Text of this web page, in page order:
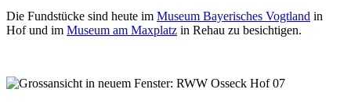
Die Fundstücke sind heute im Museum Bayerisches Vogtland in
Hof und im Museum am Maxplatz in Rehau zu besichtigen.